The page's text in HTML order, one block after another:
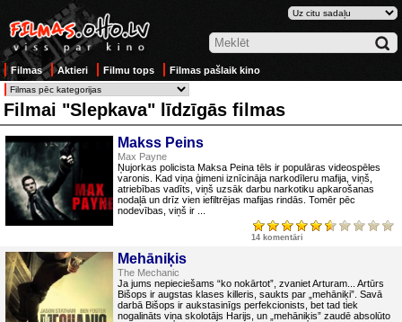
Filmas Aktieri Filmu tops Filmas pašlaik kino
Filmai "Slepkava" līdzīgās filmas
Makss Peins
Max Payne
Ņujorkas policista Maksa Peina tēls ir populāras videospēles
varonis. Kad viņa ģimeni iznīcināja narkodīleru mafija, viņš,
atriebības vadīts, viņš uzsāk darbu narkotiku apkarošanas
nodaļā un drīz vien iefiltrējas mafijas rindās. Tomēr pēc
nodevības, viņš ir ...
14 komentāri
Mehāniķis
The Mechanic
Ja jums nepieciešams “ko nokārtot”, zvaniet Arturam... Artūrs
Bišops ir augstas klases killeris, saukts par „mehāniķi”. Savā
darbā Bišops ir aukstasinīgs perfekcionists, bet tad tiek
nogalināts viņa skolotājs Harijs, un „mehāniķis” zaudē absolūto